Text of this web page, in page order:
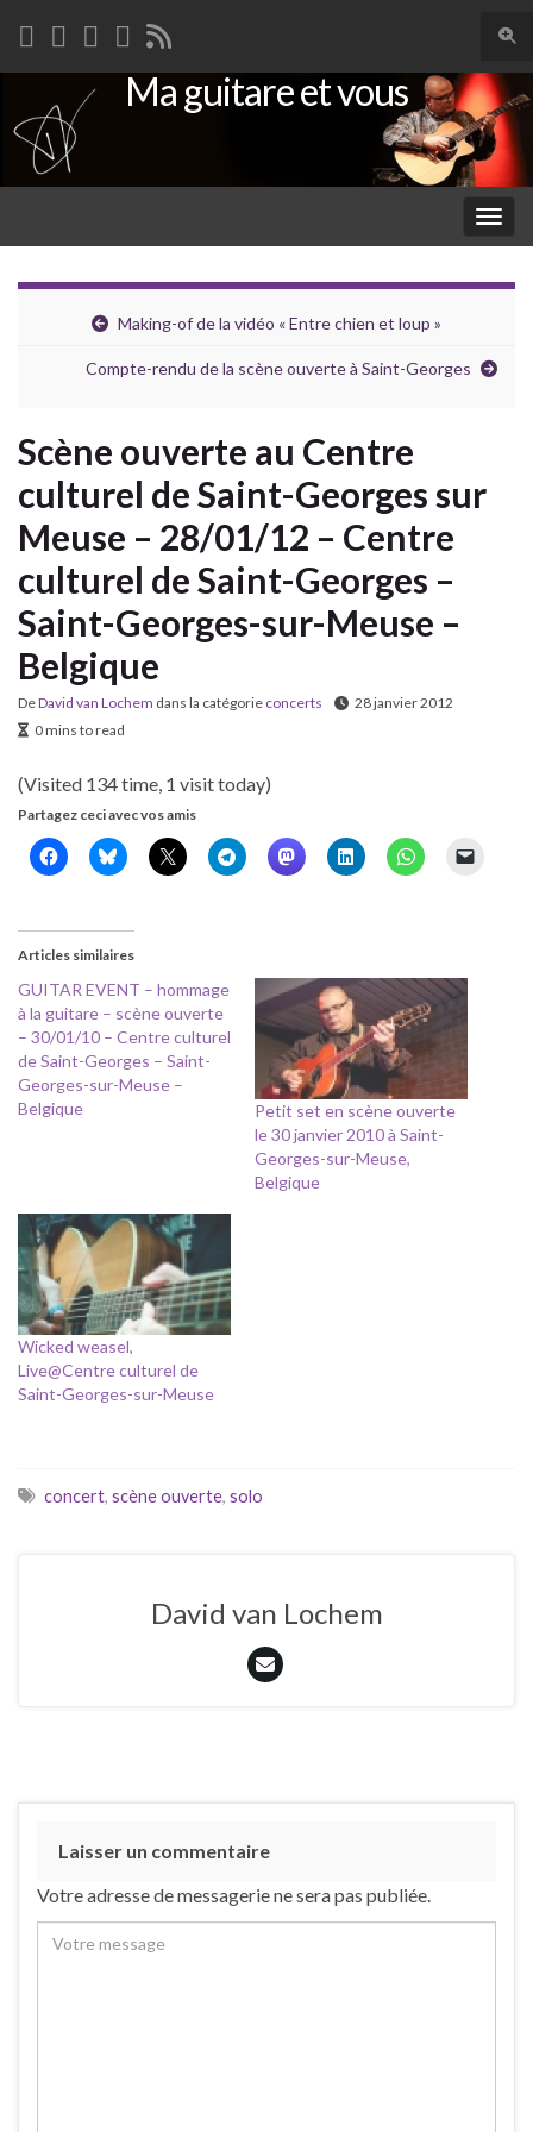
Search for:
Ma guitare et vous
Making-of de la vidéo « Entre chien et loup »
Compte-rendu de la scène ouverte à Saint-Georges
Scène ouverte au Centre
culturel de Saint-Georges sur
Meuse – 28/01/12 – Centre
culturel de Saint-Georges –
Saint-Georges-sur-Meuse –
Belgique
DeDavid van Lochem dans la catégorie concerts
28 janvier 2012
0 mins to read
(Visited 134 time, 1 visit today)
Partagez ceci avec vos amis
Articles similaires
GUITAR EVENT – hommage
à la guitare – scène ouverte
– 30/01/10 – Centre culturel
de Saint-Georges – Saint-
Georges-sur-Meuse –
Belgique
Petit set en scène ouverte
le 30 janvier 2010 à Saint-
Georges-sur-Meuse,
Belgique
Wicked weasel,
Live@Centre culturel de
Saint-Georges-sur-Meuse
concert, scène ouverte, solo
David van Lochem
Laisser un commentaire
Votre adresse de messagerie ne sera pas publiée.